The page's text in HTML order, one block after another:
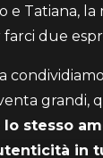
e Tatiana,
due
grandi,
stesso
in